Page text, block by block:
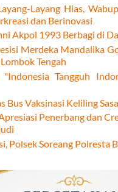
Layang Hias,
dan Berinovasi
Akpol 1993 Berbagi di
Merdeka Mandalika
Tengah
Tangguh
Bus Vaksinasi Keliling
Penerbang dan
Polsek Soreang Polresta